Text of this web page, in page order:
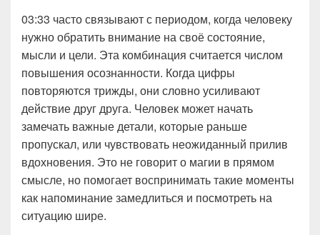
03:33 часто связывают с периодом, когда человеку
нужно обратить внимание на своё состояние,
мысли и цели. Эта комбинация считается числом
повышения осознанности. Когда цифры
повторяются трижды, они словно усиливают
действие друг друга. Человек может начать
замечать важные детали, которые раньше
пропускал, или чувствовать неожиданный прилив
вдохновения. Это не говорит о магии в прямом
смысле, но помогает воспринимать такие моменты
как напоминание замедлиться и посмотреть на
ситуацию шире.